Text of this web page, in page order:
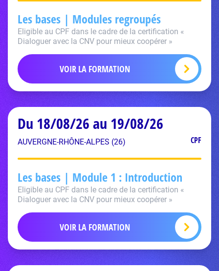
Les bases | Modules regroupés
Eligible au CPF dans le cadre de la certification «
Dialoguer avec la CNV pour mieux coopérer »
VOIR LA FORMATION
Du 18/08/26 au 19/08/26
AUVERGNE-RHÔNE-ALPES (26) CPF
Les bases | Module 1 : Introduction
Eligible au CPF dans le cadre de la certification «
Dialoguer avec la CNV pour mieux coopérer »
VOIR LA FORMATION